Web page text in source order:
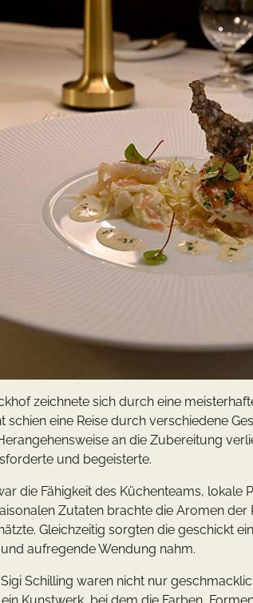
zeichnete sich durch eine
schien eine Reise durch verschiedene
an die Zubereitung
und begeisterte.
die Fähigkeit des Küchenteams, lokale
Zutaten brachte die Aromen
Gleichzeitig sorgten die geschickt
aufregende Wendung nahm.
Schilling waren nicht nur